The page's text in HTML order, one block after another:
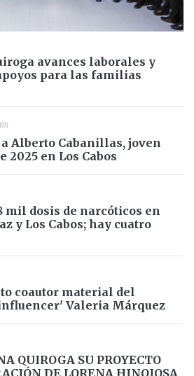
avances laborales y
para las familias
Alberto Cabanillas, joven
2025 en Los Cabos
mil dosis de narcóticos en
y Los Cabos; hay cuatro
coautor material del
Valeria Márquez
QUIROGA SU PROYECTO
DE LORENA HINOJOSA